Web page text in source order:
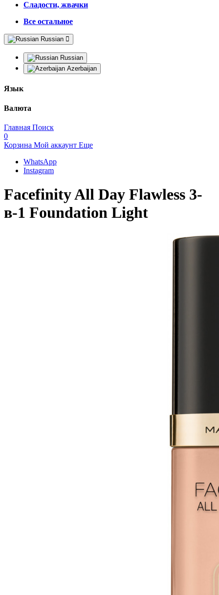
Сладости, жвачки
Все остальное
Russian
Russian
Azerbaijan
Язык
Валюта
Главная Поиск
0
Корзина Мой аккаунт Еще
WhatsApp
Instagram
Facefinity All Day Flawless 3-
в-1 Foundation Light